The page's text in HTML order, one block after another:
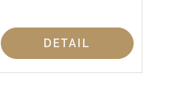
DETAIL